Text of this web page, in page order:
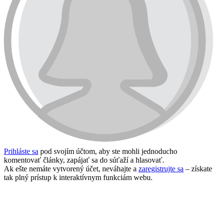
Prihláste sa pod svojím účtom, aby ste mohli jednoducho
komentovať články, zapájať sa do súťaží a hlasovať.
Ak ešte nemáte vytvorený účet, neváhajte a zaregistrujte sa – získate
tak plný prístup k interaktívnym funkciám webu.